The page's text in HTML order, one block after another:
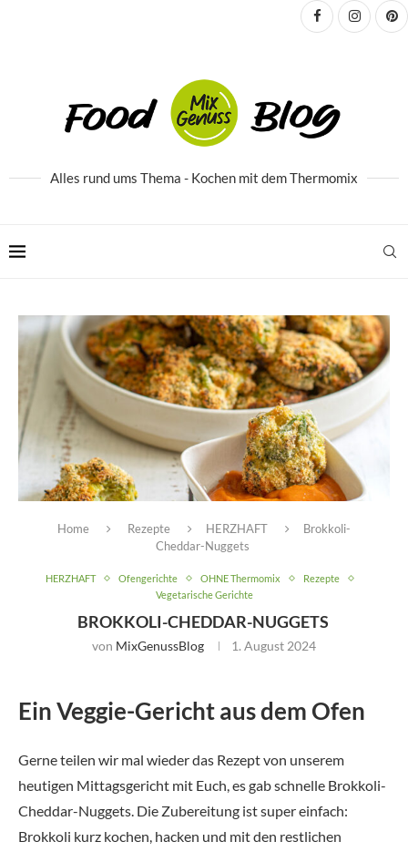
Alles rund ums Thema - Kochen mit dem Thermomix
Home Rezepte HERZHAFT
Brokkoli-
Cheddar-Nuggets
HERZHAFT Ofengerichte OHNE Thermomix
Rezepte
Vegetarische Gerichte
BROKKOLI-CHEDDAR-NUGGETS
von MixGenussBlog 1. August 2024
Ein Veggie-Gericht aus dem Ofen
Gerne teilen wir mal wieder das Rezept von unserem
heutigen Mittagsgericht mit Euch, es gab schnelle Brokkoli-
Cheddar-Nuggets. Die Zubereitung ist super einfach:
Brokkoli kurz kochen, hacken und mit den restlichen